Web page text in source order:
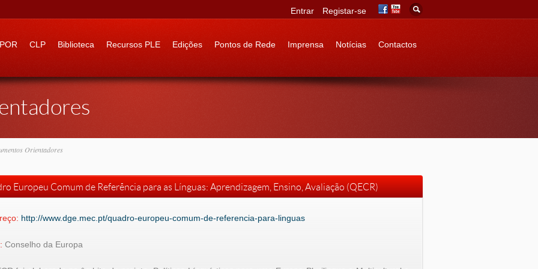
to: CLP Biblioteca Recursos PLE Edições Pontos de Rede Imprensa Notícias Contactos
Entrar Registar-se
Orientadores
Europeu Comum de Referência para as Línguas: Aprendizagem, Ensino, Avaliação (QECR)
http://www.dge.mec.pt/quadro-europeu-comum-de-referencia-para-linguas
Conselho da Europa